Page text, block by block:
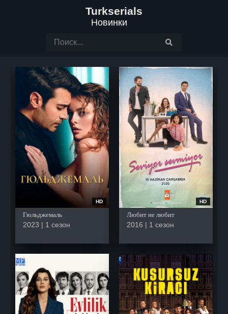
Turkserials
Новинки
HD
Гюльджемаль
2023 | 1 сезон
HD
Любит не любит
2016 | 1 сезон